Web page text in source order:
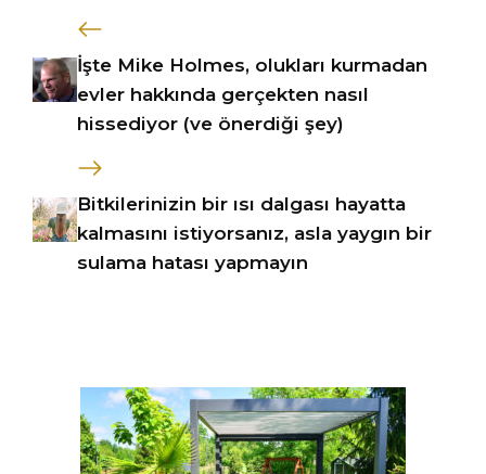
İşte Mike Holmes, olukları kurmadan
evler hakkında gerçekten nasıl
hissediyor (ve önerdiği şey)
Bitkilerinizin bir ısı dalgası hayatta
kalmasını istiyorsanız, asla yaygın bir
sulama hatası yapmayın